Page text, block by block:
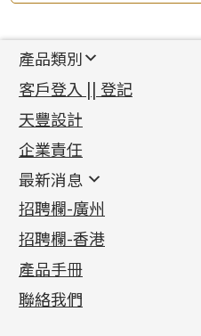
產品類別
新產品
足金系列
足金配件
機織鏈系列
珠仔鏈
镶口链
管狀網鏈
十字車花鏈系列
十字閃O鏈系列
十字錘打鏈系列
側身車花鏈系列
側身鏈系列
首飾配件
耳環類配件
卷迫系列
螺絲迫系列
梅花迫系列
平臺迫系列
綫拍系列
美拍系列
鏈類配件
動感車花吊墜
調節珠系列
生圈扣系列
龍蝦扣系列
鴨俐制系列
其他類配件
珠盤系列
袖口鈕系列
焊片及鐳射綫
空心車花管
珠類配件
無孔光身珠
空心光身珠
無孔批花珠
鑲口類
四爪頭系列
六爪頭系列
車花片
動感車花片
鑲口戒指
鑲口手鏈系列
首飾系列
手镯系列
戒指系列
空心耳環
空心车花管首饰链
空心手鐲系列
貴金屬原料
千足金
記憶金屬系列
記憶戒指
拉簧珠珠手鏈
記憶鈦手鐲
客戶登入 || 登記
天豐設計
企業責任
最新消息
最新消息
各項證書(2)
相片集(9)
展覽會資訊
最新產品資訊
招聘欄-廣州
招聘欄-香港
產品手冊
聯絡我們